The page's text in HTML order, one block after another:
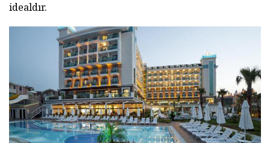
idealdır.